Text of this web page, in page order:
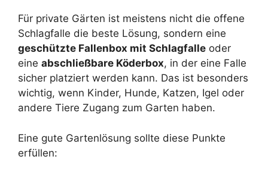
Für private Gärten ist meistens nicht die offene
Schlagfalle die beste Lösung, sondern eine
geschützte Fallenbox mit Schlagfalle oder
eine abschließbare Köderbox, in der eine Falle
sicher platziert werden kann. Das ist besonders
wichtig, wenn Kinder, Hunde, Katzen, Igel oder
andere Tiere Zugang zum Garten haben.
Eine gute Gartenlösung sollte diese Punkte
erfüllen: